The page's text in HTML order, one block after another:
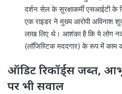
दर्शन सेल के सुरक्षाकर्मी एसआईटी
एक राइडर ने मुख्य आरोपी अविनाश
लाख लिए थे। आशंका है कि ये लोग
(लॉजिस्टिक मददगार) के रूप में काम
ऑडिट रिकॉर्ड्स जब्त,
पर भी सवाल